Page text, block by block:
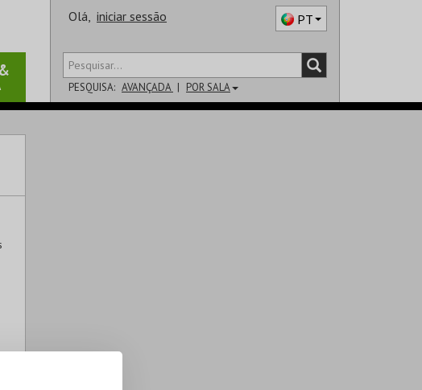
Olá, iniciar sessão PT
PESQUISA: AVANÇADA POR SALA